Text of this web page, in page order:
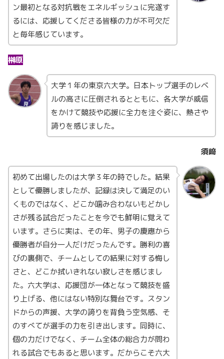
ン最初となる対抗戦をエネルギッシュに完遂す
るには、応援してくださる皆様の力が不可欠だ
と毎年感じています。
榊原
大学１年の東京六大学。日本トップ選手のレベ
ルの高さに圧倒されるとともに、各大学が威信
をかけて競技や応援に全力を注ぐ姿に、熱さや
誇りを感じました。
須﨑
初めて出場したのは大学３年の時でした。結果
として優勝しましたが、記録は決して満足のい
くものではなく、どこか噛み合わないもどかし
さが残る試合だったことを今でも鮮明に覚えて
います。さらに実は、その年、男子の慶應から
優勝者が自分一人だけだったんです。勝利の喜
びの裏側で、チームとしての結果に対する悔し
さと、どこか拭いきれない寂しさを感じまし
た。六大学は、応援団が一体となって競技を盛
り上げる、他にはない特別な舞台です。スタン
ドからの声援、大学の誇りを背負う空気感、そ
のすべてが選手の力を引き出します。同時に、
個の力だけでなく、チーム全体の総合力が問わ
れる試合でもあると思います。だからこそ六大